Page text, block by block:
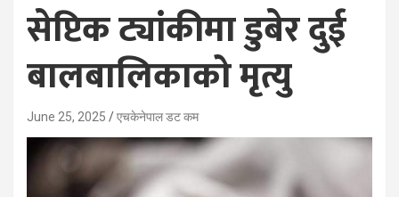
सेप्टिक ट्यांकीमा डुबेर दुई
बालबालिकाको मृत्यु
June 25, 2025 एचकेनेपाल डट कम